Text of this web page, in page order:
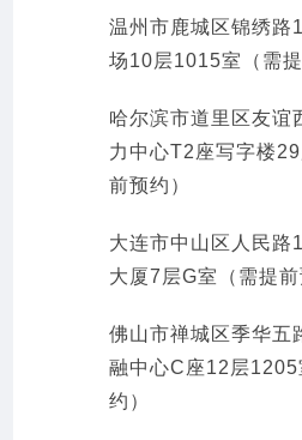
温州市鹿城区锦绣路
场10层1015室（需提
哈尔滨市道里区友谊
力中心T2座写字楼
前预约）
大连市中山区人民路
大厦7层G室（需提前
佛山市禅城区季华五
融中心C座12层1205
约）